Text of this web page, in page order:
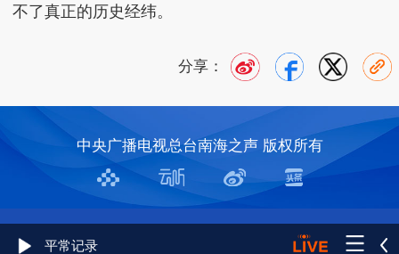
不了真正的历史经纬。
分享：
平常记录
中央广播电视总台南海之声 版权所有